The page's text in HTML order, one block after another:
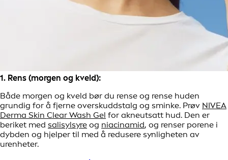
1. Rens (morgen og kveld):
Både morgen og kveld bør du rense og rense huden
grundig for å fjerne overskuddstalg og sminke. Prøv NIVEA
Derma Skin Clear Wash Gel for akneutsatt hud. Den er
beriket med salisylsyre og niacinamid, og renser porene i
dybden og hjelper til med å redusere synligheten av
urenheter.